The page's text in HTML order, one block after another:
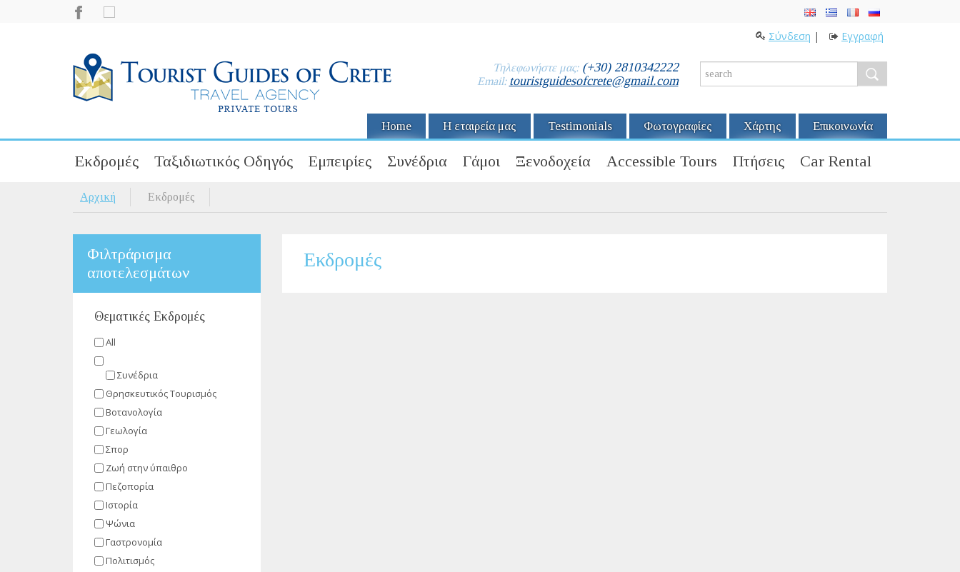
Σύνδεση | Εγγραφή
Τηλεφωνήστε μας:(+30) 2810342222
Email: touristguidesofcrete@gmail.com
Home Η εταιρεία μας Testimonials Φωτογραφίες Χάρτης Επικοινωνία
Εκδρομές Ταξιδιωτικός Οδηγός Εμπειρίες Συνέδρια Γάμοι Ξενοδοχεία Accessible Tours Πτήσεις Car Rental
Αρχική Εκδρομές
Φιλτράρισμα
αποτελεσμάτων
Θεματικές Εκδρομές
All
Συνέδρια
Θρησκευτικός Τουρισμός
Βοτανολογία
Γεωλογία
Σπορ
Ζωή στην ύπαιθρο
Πεζοπορία
Ιστορία
Ψώνια
Γαστρονομία
Πολιτισμός
Εκδρομές